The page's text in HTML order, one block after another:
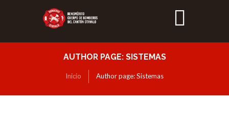
AUTHOR PAGE: SISTEMAS
Inicio Author page: Sistemas